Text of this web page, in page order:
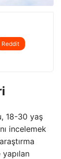
Reddit
18-30 yaş
incelemek